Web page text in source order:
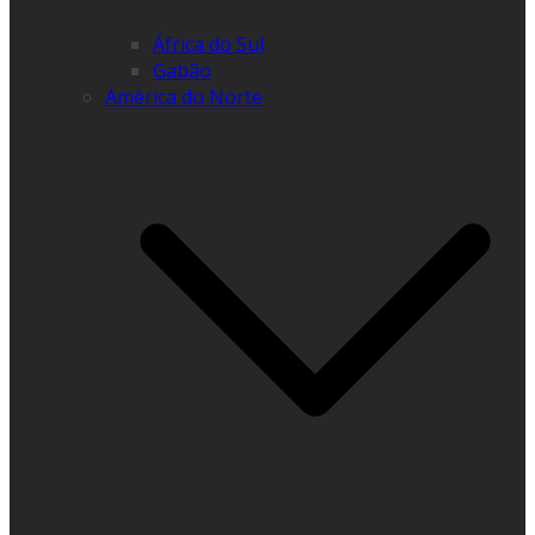
África do Sul
Gabão
América do Norte